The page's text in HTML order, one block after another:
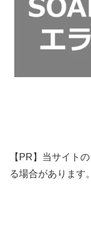
【PR】当サイト
る場合があります。